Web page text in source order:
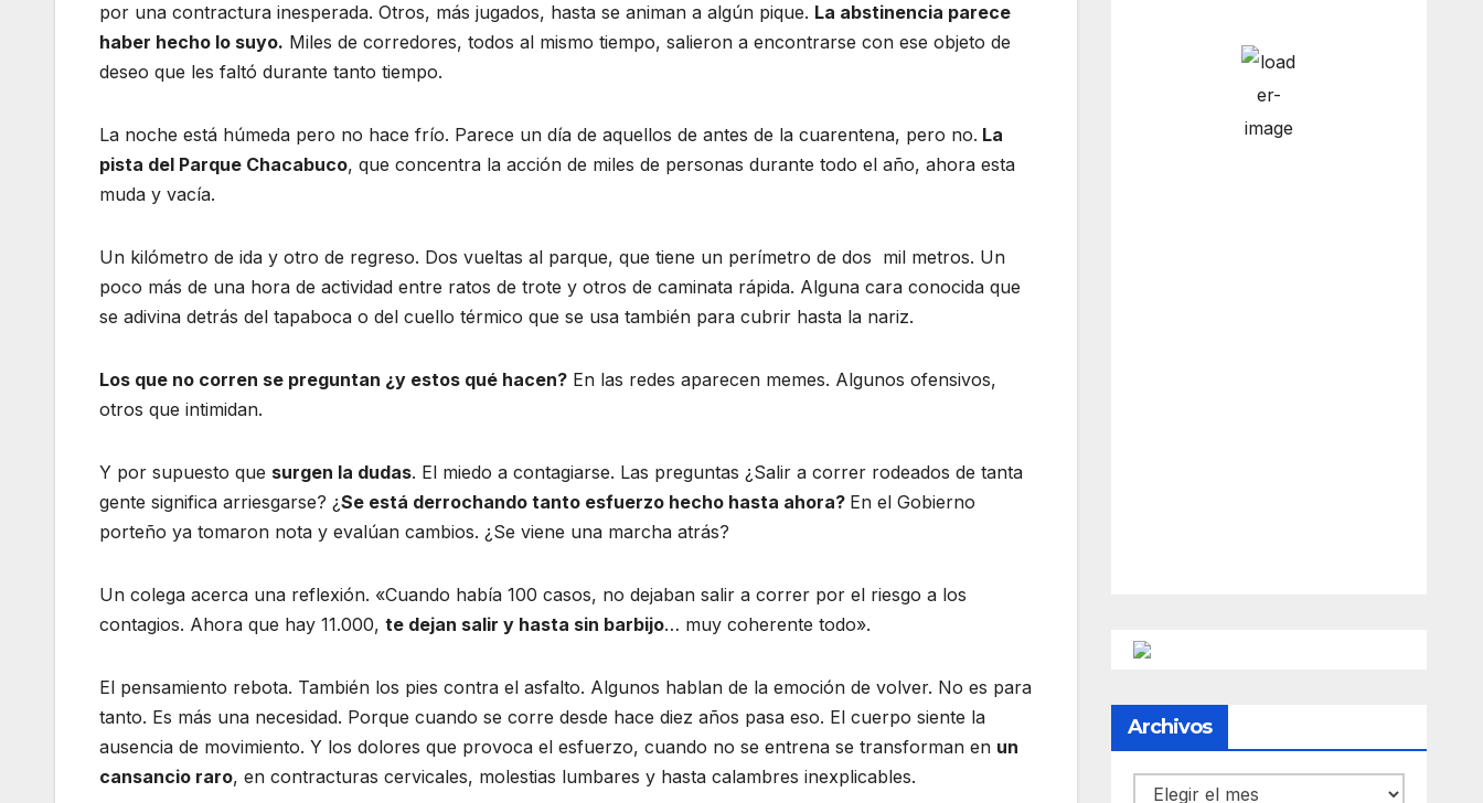
por una contractura inesperada. Otros, más jugados, hasta se animan a algún pique. La abstinencia parece
haber hecho lo suyo. Miles de corredores, todos al mismo tiempo, salieron a encontrarse con ese objeto de
deseo que les faltó durante tanto tiempo.
La noche está húmeda pero no hace frío. Parece un día de aquellos de antes de la cuarentena, pero no. La
pista del Parque Chacabuco, que concentra la acción de miles de personas durante todo el año, ahora esta
muda y vacía.
Un kilómetro de ida y otro de regreso. Dos vueltas al parque, que tiene un perímetro de dos mil metros. Un
poco más de una hora de actividad entre ratos de trote y otros de caminata rápida. Alguna cara conocida que
se adivina detrás del tapaboca o del cuello térmico que se usa también para cubrir hasta la nariz.
Los que no corren se preguntan ¿y estos qué hacen? En las redes aparecen memes. Algunos ofensivos,
otros que intimidan.
Y por supuesto que surgen la dudas. El miedo a contagiarse. Las preguntas ¿Salir a correr rodeados de tanta
gente significa arriesgarse? ¿Se está derrochando tanto esfuerzo hecho hasta ahora? ​En el Gobierno
porteño ya tomaron nota y evalúan cambios. ¿Se viene una marcha atrás?
Un colega acerca una reflexión. «Cuando había 100 casos, no dejaban salir a correr por el riesgo a los
contagios. Ahora que hay 11.000, te dejan salir y hasta sin barbijo… muy coherente todo».
El pensamiento rebota. También los pies contra el asfalto. Algunos hablan de la emoción de volver. No es para
tanto. Es más una necesidad. Porque cuando se corre desde hace diez años pasa eso. El cuerpo siente la
ausencia de movimiento. Y los dolores que provoca el esfuerzo, cuando no se entrena se transforman en un
cansancio raro, en contracturas cervicales, molestias lumbares y hasta calambres inexplicables.
Archivos
Archivos